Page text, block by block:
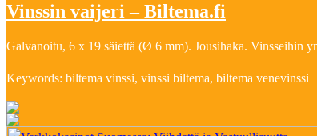
Vinssin vaijeri – Biltema.fi
Galvanoitu, 6 x 19 säiettä (Ø 6 mm). Jousihaka. Vinsseihin
Keywords: biltema vinssi, vinssi biltema, biltema venevinssi